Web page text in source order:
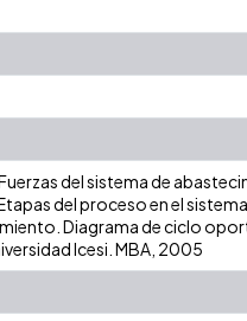
del sistema de
del proceso en el
Diagrama de ciclo
Icesi. MBA, 2005